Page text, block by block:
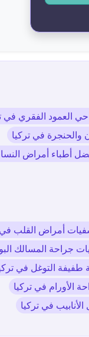
العمود الفقري في
والحنجرة في تركيا
أطباء أمراض
أمراض القلب في
جراحة المسالك
التوغل في
الأورام في تركيا
في تركيا